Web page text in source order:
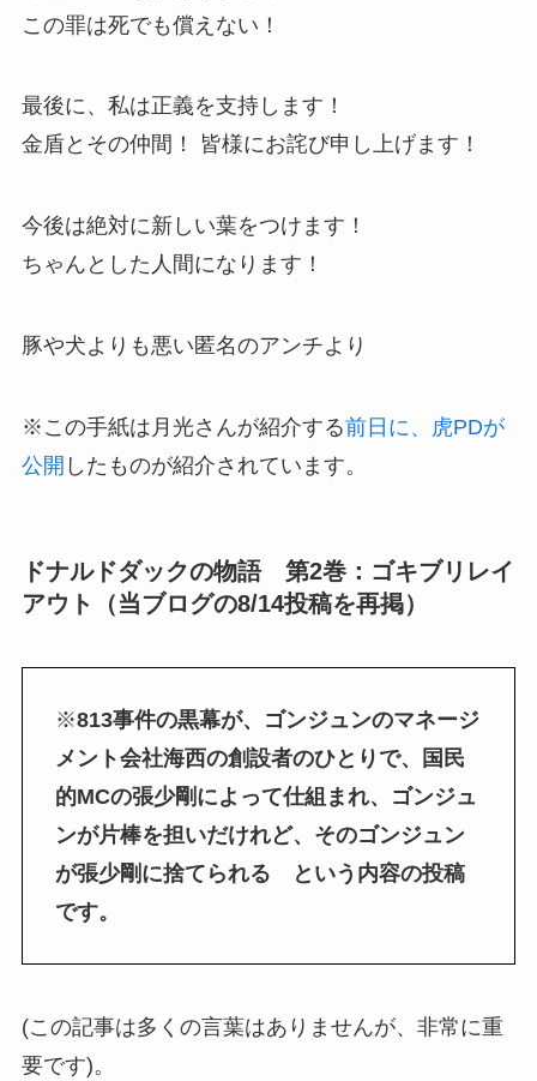
この罪は死でも償えない！
最後に、私は正義を支持します！
金盾とその仲間！ 皆様にお詫び申し上げます！
今後は絶対に新しい葉をつけます！
ちゃんとした人間になります！
豚や犬よりも悪い匿名のアンチより
※この手紙は月光さんが紹介する前日に、虎PDが
公開 したものが紹介されています。
ドナルドダックの物語 第2巻：ゴキブリレイ
アウト（当ブログの8/14投稿を再掲）
※813事件の黒幕が、ゴンジュンのマネージ
メント会社海西の創設者のひとりで、国民
的MCの張少剛によって仕組まれ、ゴンジュ
ンが片棒を担いだけれど、そのゴンジュン
が張少剛に捨てられる という内容の投稿
です。
(この記事は多くの言葉はありませんが、非常に重
要です)。